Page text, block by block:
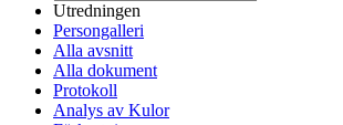
Utredningen
Persongalleri
Alla avsnitt
Alla dokument
Protokoll
Analys av Kulor